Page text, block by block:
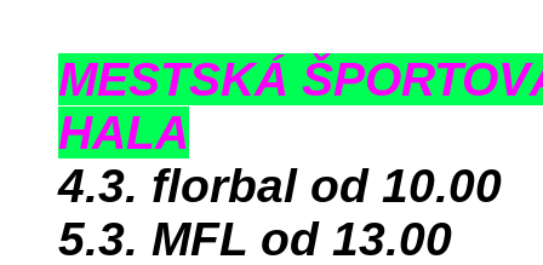
MESTSKÁ
HALA
4.3. florbal od 10.00
5.3. MFL od 13.00